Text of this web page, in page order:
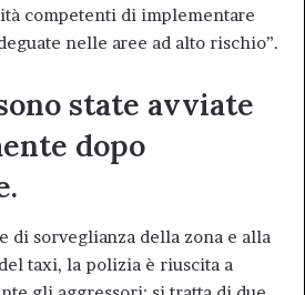
competenti di implementare
nelle aree ad alto rischio”.
state avviate
dopo
di sorveglianza della zona e alla
taxi, la polizia è riuscita a